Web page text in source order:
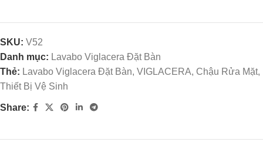
SKU: V52
Danh mục: Lavabo Viglacera Đặt Bàn
Thẻ: Lavabo Viglacera Đặt Bàn, VIGLACERA, Chậu Rửa Mặt,
Thiết Bị Vệ Sinh
Share: